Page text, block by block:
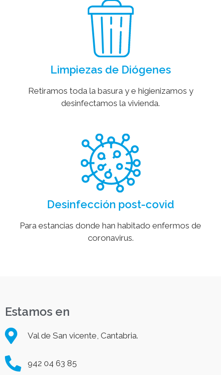
Limpiezas de Diógenes
Retiramos toda la basura y e higienizamos y
desinfectamos la vivienda.
Desinfección post-covid
Para estancias donde han habitado enfermos de
coronavirus.
Estamos en
Val de San vicente, Cantabria.
942 04 63 85